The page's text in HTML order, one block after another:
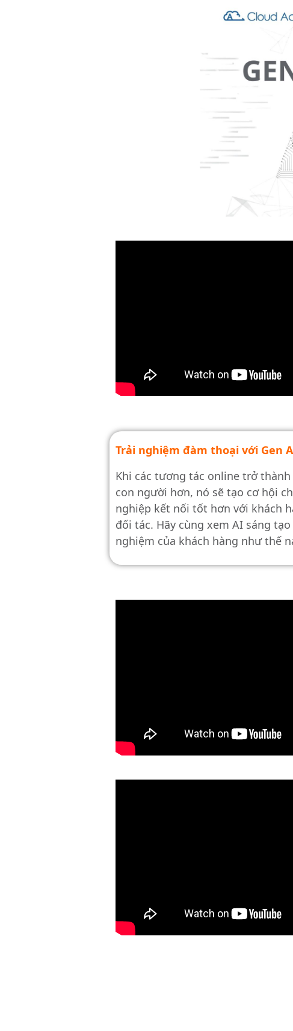
Trải nghiệm đàm thoại với Gen
Khi các tương tác online trở
con người hơn, nó sẽ tạo cơ hội
nghiệp kết nối tốt hơn với khách
đối tác. Hãy cùng xem AI sáng
nghiệm của khách hàng như thế